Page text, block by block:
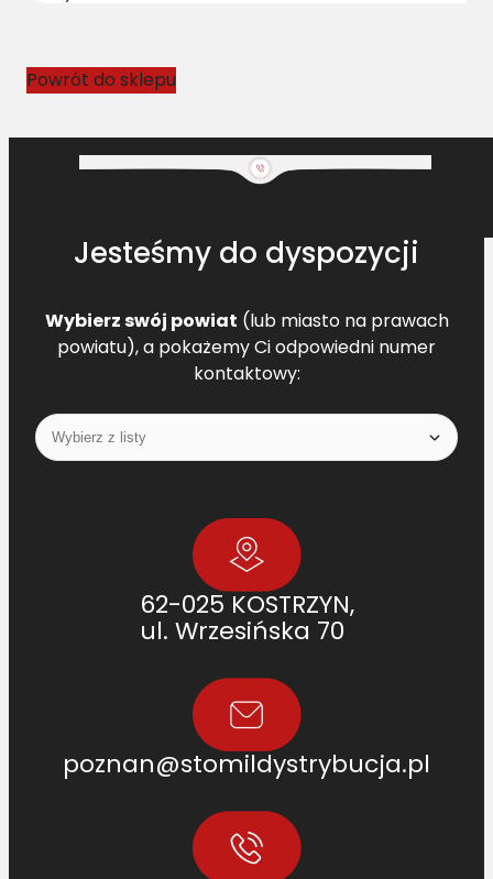
5
4
Powrót do sklepu
Jesteśmy do dyspozycji
Wybierz swój powiat (lub miasto na prawach
powiatu), a pokażemy Ci odpowiedni numer
kontaktowy:
62-025 KOSTRZYN,
ul. Wrzesińska 70
poznan@stomildystrybucja.pl